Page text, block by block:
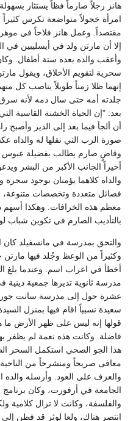
هانز رجلاً صارماً فظاً يستثار
امرأة خجولاً متواضعة تكرس كثيراً
مقتصداً. وعمل هانز فلاحاً في
وأعقب والده بعده ستة أطفال.
سحرية لتقويم الأخلاق، ويقول
إنهما ظلا زمناً طويلاً يناصب كل
جلدته أمه حتى سال دمه لأنه
بعد: "إن الحياة الخشنة القاسية
صورة الرب التي نقلها له
وقاضٍ صارم يطالب بفضيلة عبوس
أخيراً الجانب الأكبر من البشر
والداه كلاهما يؤمنان بوجود
فصائل متعددة وتخصصات متنوعة،
معظم هذه الخرافات. وهكذا
بالتأديب الصارم في تكوين شباب
والتحق بمدرسة في مانسفيلد كان
وكثيراً من الوعظ وجُلد فيها
أخطأ في اعراب اسم. وعندما بلغ
مدرسة ثانوية تديرها جمعية
عشرة حول إلى مدرسة سانت
سعيدة نسبياً اقام فيها بمنزل
قولها إنه ليس على ظهر الأرض
فاضلة. وكانت هذه نعمة لم يظفر
هذا الجو الصحي استكمل السحر
معافى صريحاً ومنشرحاً من الناحية
الجامعة في أرفورت، وكان
والفلسفة، وكانت لا تزال كلامية
انتصر هناك، ولعا لوثر قد فطن